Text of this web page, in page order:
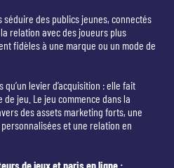
des publics jeunes, connectés
relation avec des joueurs plus
fidèles à une marque ou un mode de
qu’un levier d’acquisition : elle fait
jeu. Le jeu commence dans la
des assets marketing forts, une
et une relation en
de jeux et paris en ligne :